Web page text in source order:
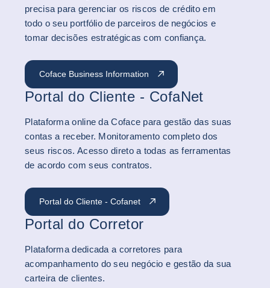
precisa para gerenciar os riscos de crédito em
todo o seu portfólio de parceiros de negócios e
tomar decisões estratégicas com confiança.
Coface Business Information
Portal do Cliente - CofaNet
Plataforma online da Coface para gestão das suas
contas a receber. Monitoramento completo dos
seus riscos. Acesso direto a todas as ferramentas
de acordo com seus contratos.
Portal do Cliente - Cofanet
Portal do Corretor
Plataforma dedicada a corretores para
acompanhamento do seu negócio e gestão da sua
carteira de clientes.